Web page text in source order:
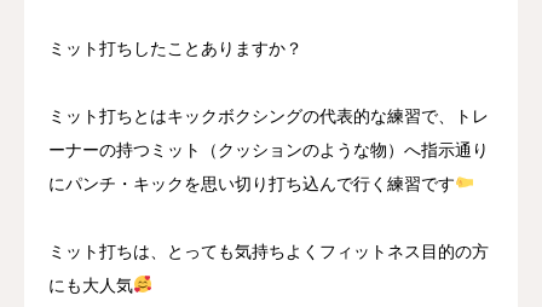
ミット打ちしたことありますか？
ミット打ちとはキックボクシングの代表的な練習で、トレ
ーナーの持つミット（クッションのような物）へ指示通り
にパンチ・キックを思い切り打ち込んで行く練習です
ミット打ちは、とっても気持ちよくフィットネス目的の方
にも大人気